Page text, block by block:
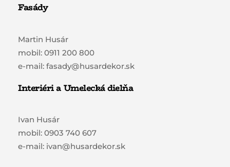
Fasády
Martin Husár
mobil: 0911 200 800
e-mail: fasady@husardekor.sk
Interiéri a Umelecká dielňa
Ivan Husár
mobil: 0903 740 607
e-mail: ivan@husardekor.sk